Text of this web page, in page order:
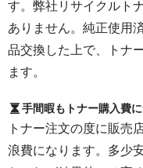
す。弊社リサイクルト
ありません。純正使用
品交換した上で、トナ
ます。
手間暇もトナー購入費
トナー注文の度に販売
浪費になります。多少